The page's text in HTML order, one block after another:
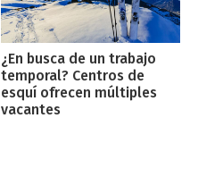
¿En busca de un trabajo
temporal? Centros de
esquí ofrecen múltiples
vacantes